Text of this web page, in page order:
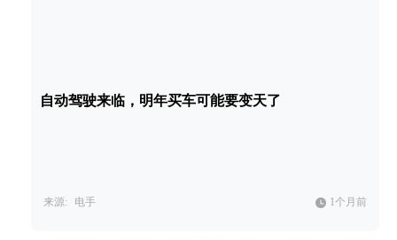
自动驾驶来临，明年买车可能要变天了
来源: 电手 1个月前